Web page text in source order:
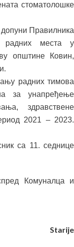
стоматолошке
Правилника
радних места у
општине Ковин,
радних тимова
за унапређење
здравствене
2021 – 2023.
са 11. седнице
Комуналца и
Starije